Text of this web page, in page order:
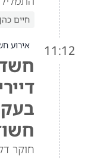
חיים
11:12 אירוע
חוקר